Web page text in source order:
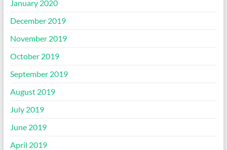
January 2020
December 2019
November 2019
October 2019
September 2019
August 2019
July 2019
June 2019
April 2019